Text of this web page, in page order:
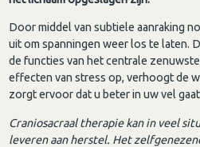
Door middel van subtiele aanraking
uit om spanningen weer los te laten.
de functies van het centrale
effecten van stress op, verhoogt de
zorgt ervoor dat u beter in uw vel
Craniosacraal therapie kan in veel
leveren aan herstel. Het